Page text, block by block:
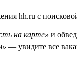
на карте» и
— увидите все